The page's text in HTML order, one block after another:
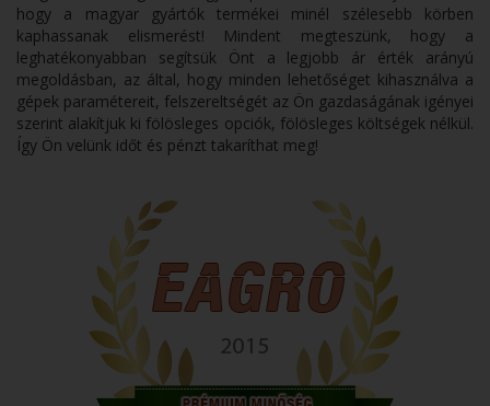
hogy a magyar gyártók termékei minél szélesebb körben
kaphassanak elismerést! Mindent megteszünk, hogy a
leghatékonyabban segítsük Önt a legjobb ár érték arányú
megoldásban, az által, hogy minden lehetőséget kihasználva a
gépek paramétereit, felszereltségét az Ön gazdaságának igényei
szerint alakítjuk ki fölösleges opciók, fölösleges költségek nélkül.
Így Ön velünk időt és pénzt takaríthat meg!